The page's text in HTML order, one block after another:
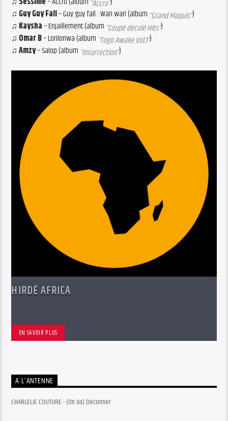
“Accro”
♫ Guy Guy Fall– Guy guy fall : Wari wari (album “Grand Maquis”)
♫ Kaysha– Enjaillement (album “Coupé décalé Hits”)
♫ Omar B– Lonlonwa (album “Togo Awake Vol.1”)
♫ Amzy– Salop (album “Insurrection”)
HIRDÉ AFRICA
EN SAVOIR PLUS
A L’ANTENNE
CHARLELIE COUTURE - (On Va) Déconner